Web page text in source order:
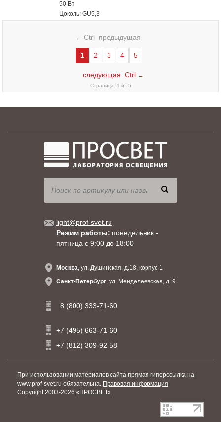
50 Вт
Цоколь: GU5,3
← Ctrl предыдущая
1 2 3 4 5
следующая Ctrl →
Страница: 1 из 5
light@prof-svet.ru
Режим работы: понедельник -
пятница с 9:00 до 18:00
Москва, ул. Душинская, д.18, корпус 1
Санкт-Петербург, ул. Менделеевская, д. 9
8 (800) 333-71-60
+7 (495) 663-71-60
+7 (812) 309-92-58
При использовании материалов сайта прямая гиперссылка на
www.prof-svet.ru обязательна. Правовая информация
Copyright 2003-2026 «ПРОСВЕТ»